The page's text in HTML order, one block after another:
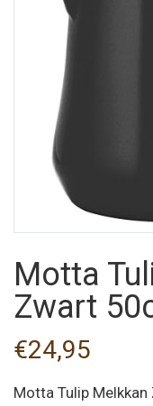
Motta
Zwart
€24,95
Motta Tulip